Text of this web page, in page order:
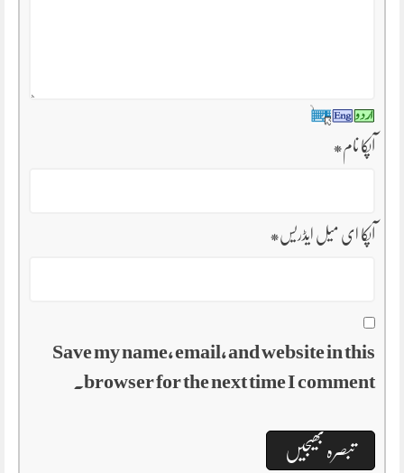
آپکا نام*
آپکا ای میل ایڈریس*
Save my name, email, and website in this
browser for the next time I comment.